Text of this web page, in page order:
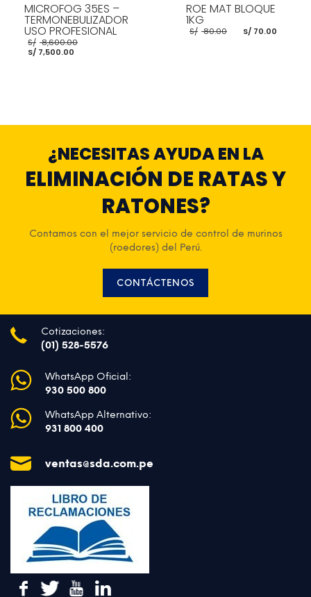
MICROFOG 35ES –
TERMONEBULIZADOR
USO PROFESIONAL
S/ 8,600.00
S/ 7,500.00
ROE MAT BLOQUE
1KG
S/ 80.00 El
precio
S/70.00
¿NECESITAS AYUDA EN LA
ELIMINACIÓN DE RATAS Y
RATONES?
Contamos con el mejor servicio de control de murinos
(roedores) del Perú.
CONTÁCTENOS
Cotizaciones:
(01) 528-5576
WhatsApp Oficial:
930 500 800
WhatsApp Alternativo:
931 800 400
ventas@sda.com.pe